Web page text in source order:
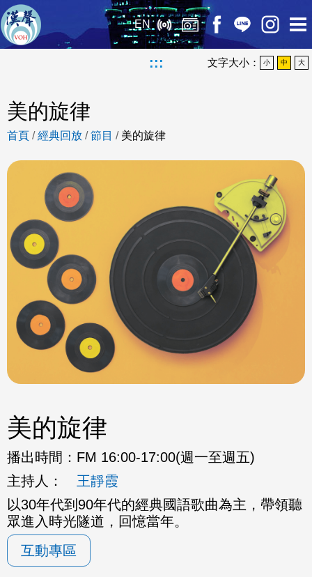
EN
::: 文字大小： 小 中 大
美的旋律
首頁 /經典回放 /節目 / 美的旋律
美的旋律
播出時間： FM 16:00-17:00(週一至週五)
主持人：
王靜霞
以30年代到90年代的經典國語歌曲為主，帶領聽
眾進入時光隧道，回憶當年。
互動專區